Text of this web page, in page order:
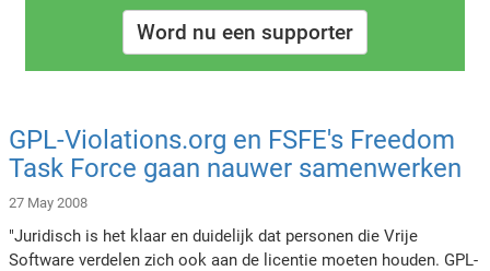
Word nu een supporter
GPL-Violations.org en FSFE's Freedom
Task Force gaan nauwer samenwerken
27 May 2008
"Juridisch is het klaar en duidelijk dat personen die Vrije
Software verdelen zich ook aan de licentie moeten houden. GPL-